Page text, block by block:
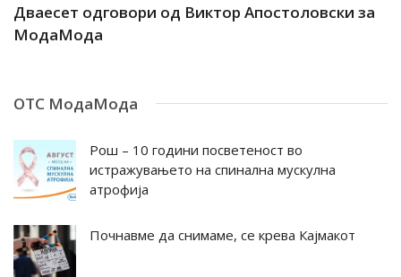
Дваесет одговори од Виктор Апостоловски за
МодаМода
ОТС МодаМода
Рош – 10 години посветеност во
истражувањето на спинална мускулна
атрофија
Почнавме да снимаме, се крева Кајмакот